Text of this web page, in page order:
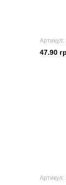
Артикул:
47.90
Артикул: